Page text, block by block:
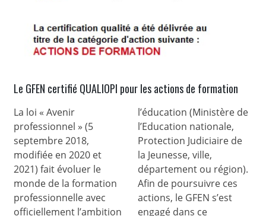
Le GFEN certifié QUALIOPI pour les actions de formation
La loi « Avenir
professionnel » (5
septembre 2018,
modifiée en 2020 et
2021) fait évoluer le
monde de la formation
professionnelle avec
officiellement l’ambition
l’éducation (Ministère de
l’Education nationale,
Protection Judiciaire de
la Jeunesse, ville,
département ou région).
Afin de poursuivre ces
actions, le GFEN s’est
engagé dans ce